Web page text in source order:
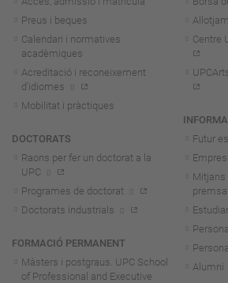
Preus i beques
Calendari i normatives
acadèmiques
Acreditació i reconeixement
d'idiomes
Mobilitat i pràctiques
DOCTORATS
Raons per fer un doctorat a la
UPC
Programes de doctorat
Doctorats industrials
FORMACIÓ PERMANENT
Màsters i postgraus. UPC School
of Professional and Executive
Centre
Futur
Mitjans
premsa
Alumni